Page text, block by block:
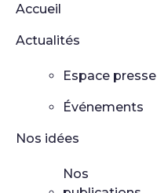
Accueil
Actualités
Espace presse
Événements
Nos idées
Nos